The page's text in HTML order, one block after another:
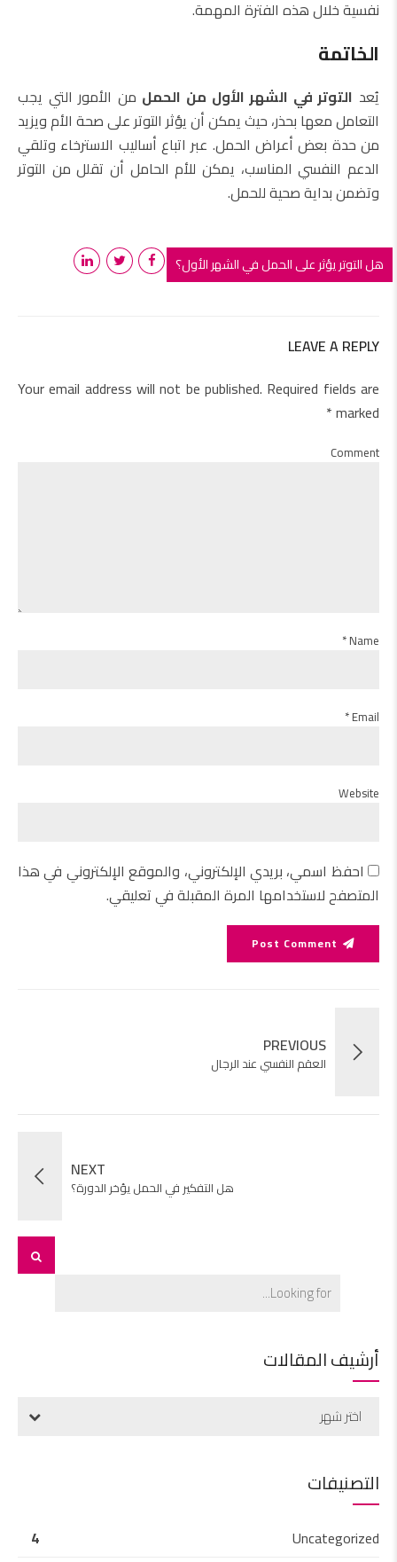
نفسية خلال هذه الفترة المهمة.
الخاتمة
يُعد التوتر في الشهر الأول من الحمل من الأمور التي يجب
التعامل معها بحذر، حيث يمكن أن يؤثر التوتر على صحة الأم ويزيد
من حدة بعض أعراض الحمل. عبر اتباع أساليب الاسترخاء وتلقي
الدعم النفسي المناسب، يمكن للأم الحامل أن تقلل من التوتر
وتضمن بداية صحية للحمل.
هل التوتر يؤثر على الحمل في الشهر الأول؟
LEAVE A REPLY
Your email address will not be published. Required fields are
marked *
Comment
Name *
Email *
Website
احفظ اسمي، بريدي الإلكتروني، والموقع الإلكتروني في هذا
المتصفح لاستخدامها المرة المقبلة في تعليقي.
Post Comment
PREVIOUS
العقم النفسي عند الرجال
NEXT
هل التفكير في الحمل يؤخر الدورة؟
أرشيف المقالات
اختر شهر
التصنيفات
Uncategorized
4